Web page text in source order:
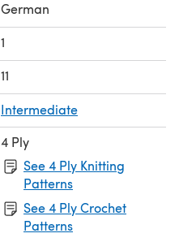
German
1
11
Intermediate
4 Ply
See 4 Ply Knitting
Patterns
See 4 Ply Crochet
Patterns